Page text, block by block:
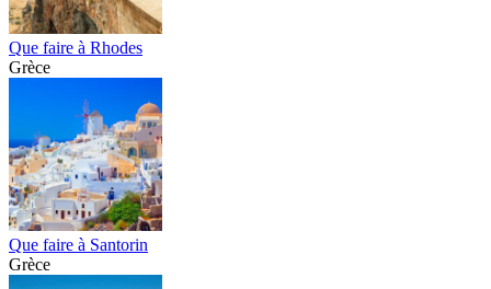
Que faire à Rhodes
Grèce
Que faire à Santorin
Grèce